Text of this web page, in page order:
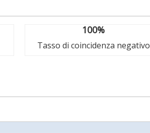
100%
Tasso di coincidenza negativo